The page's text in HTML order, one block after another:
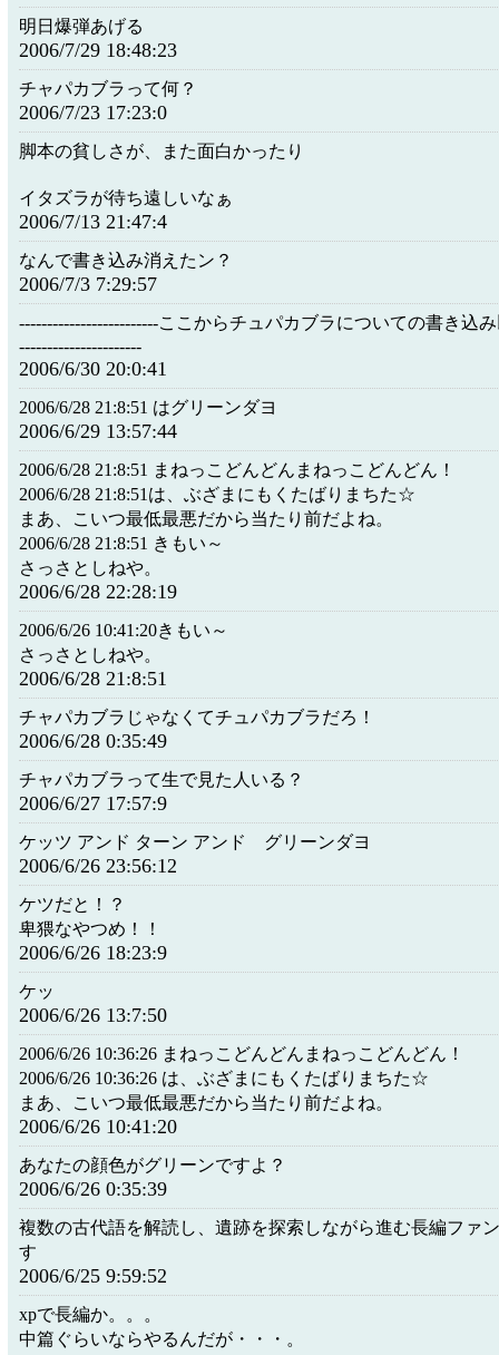
明日爆弾あげる
2006/7/29 18:48:23
チャパカブラって何？
2006/7/23 17:23:0
脚本の貧しさが、また面白かったり
イタズラが待ち遠しいなぁ
2006/7/13 21:47:4
なんで書き込み消えたン？
2006/7/3 7:29:57
-------------------------ここからチュパカブラについての書き込
----------------------
2006/6/30 20:0:41
2006/6/28 21:8:51 はグリーンダヨ
2006/6/29 13:57:44
2006/6/28 21:8:51 まねっこどんどんまねっこどんどん！
2006/6/28 21:8:51は、ぶざまにもくたばりまちた☆
まあ、こいつ最低最悪だから当たり前だよね。
2006/6/28 21:8:51 きもい～
さっさとしねや。
2006/6/28 22:28:19
2006/6/26 10:41:20きもい～
さっさとしねや。
2006/6/28 21:8:51
チャパカブラじゃなくてチュパカブラだろ！
2006/6/28 0:35:49
チャパカブラって生で見た人いる？
2006/6/27 17:57:9
ケッツ アンド ターン アンド グリーンダヨ
2006/6/26 23:56:12
ケツだと！？
卑猥なやつめ！！
2006/6/26 18:23:9
ケッ
2006/6/26 13:7:50
2006/6/26 10:36:26 まねっこどんどんまねっこどんどん！
2006/6/26 10:36:26 は、ぶざまにもくたばりまちた☆
まあ、こいつ最低最悪だから当たり前だよね。
2006/6/26 10:41:20
あなたの顔色がグリーンですよ？
2006/6/26 0:35:39
複数の古代語を解読し、遺跡を探索しながら進む長編ファ
す
2006/6/25 9:59:52
xpで長編か。。。
中篇ぐらいならやるんだが・・・。